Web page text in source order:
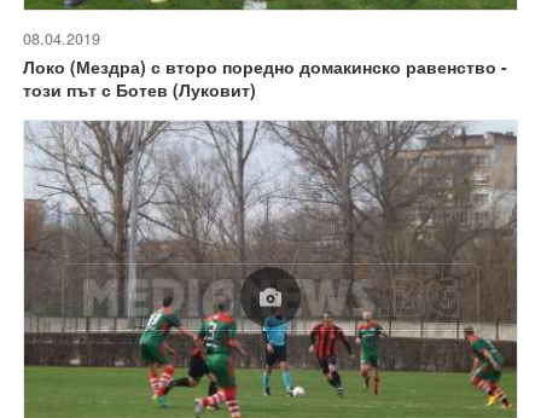
08.04.2019
Локо (Мездра) с второ поредно домакинско равенство -
този път с Ботев (Луковит)